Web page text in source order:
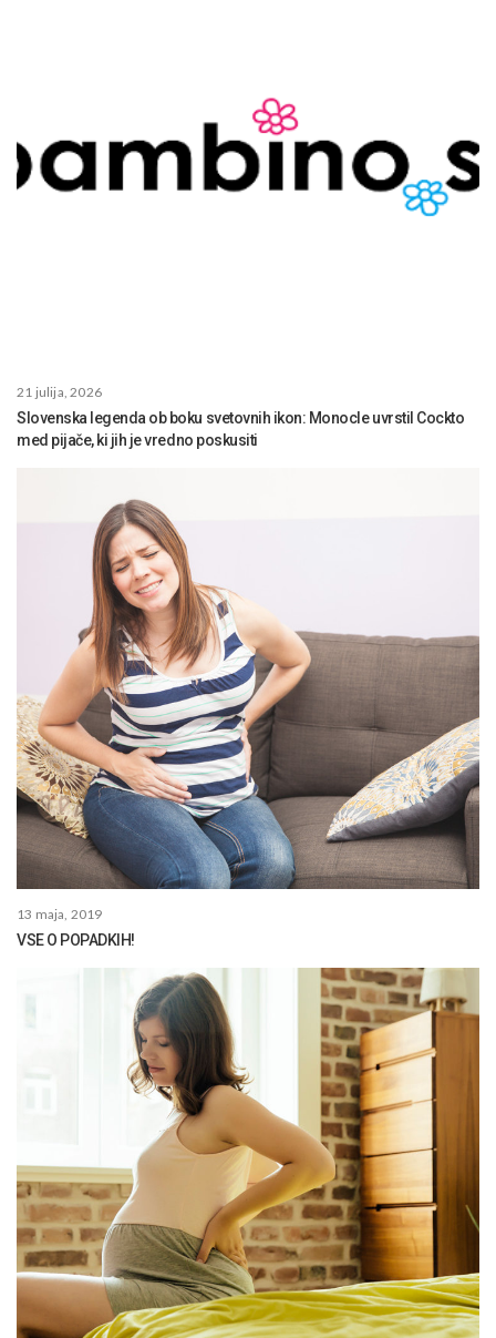
21 julija, 2026
Slovenska legenda ob boku svetovnih ikon: Monocle uvrstil Cockto
med pijače, ki jih je vredno poskusiti
13 maja, 2019
VSE O POPADKIH!